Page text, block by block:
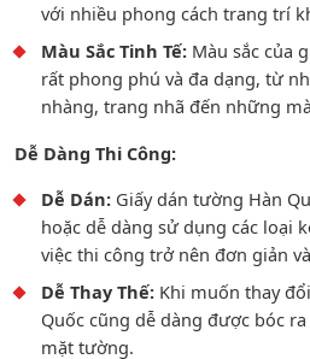
với nhiều phong cách trang trí
Màu Sắc Tinh Tế: Màu sắc của
rất phong phú và đa dạng, từ
nhàng, trang nhã đến những
Dễ Dàng Thi Công:
Dễ Dán: Giấy dán tường Hàn
hoặc dễ dàng sử dụng các loại
việc thi công trở nên đơn giản
Dễ Thay Thế: Khi muốn thay
Quốc cũng dễ dàng được bóc
mặt tường.